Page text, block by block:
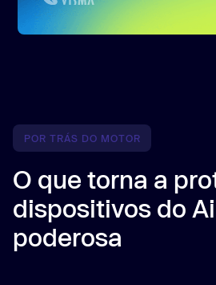
POR TRÁS DO MOTOR
O que torna a
dispositivos do
poderosa